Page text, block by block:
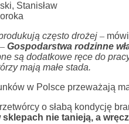
Stanisław
często drożej –mówi
– Gospodarstwa rodzinne
są dodatkowe ręce do
mają małe stada.
w Polsce przeważają
o słabą kondycję
nie tanieją, a